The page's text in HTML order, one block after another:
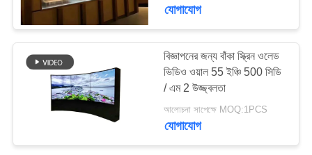
নিয়ন্ত্রণ
যোগাযোগ
আউটডোর ডিজিটাল সিগনেজ
74
যোগাযোগ
বিজ্ঞাপনের জন্য বাঁকা স্ক্রিন ওলেড
ভিডিও ওয়াল 55 ইঞ্চি 500 সিডি
/ এম 2 উজ্জ্বলতা
আলোচনা সাপেক্ষে MOQ:1PCS
যোগাযোগ